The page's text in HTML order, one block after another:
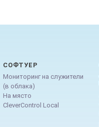
СОФТУЕР
Мониторинг на служители
(в облака)
На място
CleverControl Local